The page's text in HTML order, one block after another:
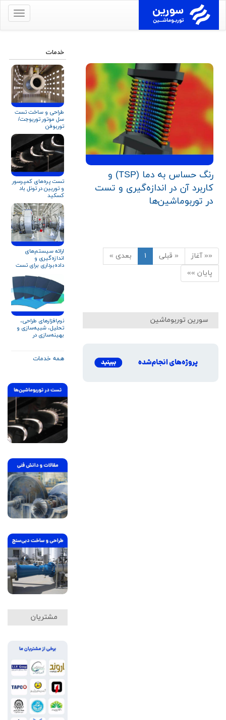
برای
کنید
رنگ حساس به دما (TSP) و
کاربرد آن در اندازه‌گیری و تست
در توربوماشین‌ها
«« آغاز « قبلی ۱
بعدی »
پایان »»
سورین توربوماشین
خدمات
طراحی و ساخت تست
سل موتور توربوجت/
توربوفن
تست پره‌های کمپرسور
و توربین در تونل باد
کسکید
ارائه سیستم‌های
اندازه‌گیری و
داده‌برداری برای تست
نرم‌افزارهای طراحی،
تحلیل، شبیه‌سازی و
بهینه‌سازی در
همه خدمات
مشتریان